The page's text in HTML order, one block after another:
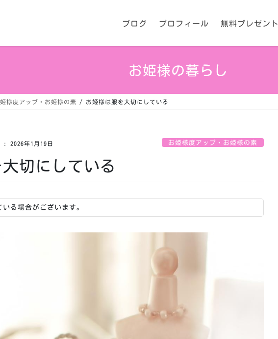
ブログ プロフィール 無料プレゼント
お姫様の暮らし
様度アップ・お姫様の素 お姫様は服を大切にしている
: 2026年1月19日 お姫様度アップ・お姫様の素
切にしている
る場合がございます。